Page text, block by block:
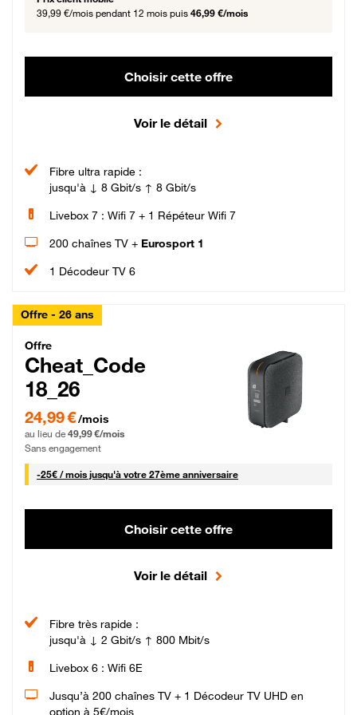
39,99 €/mois pendant 12 mois puis 46,99 €/mois
Choisir cette offre
Voir le détail
Fibre ultra rapide :
jusqu'à ↓ 8 Gbit/s ↑ 8 Gbit/s
Livebox 7 : Wifi 7 + 1 Répéteur Wifi 7
200 chaînes TV + Eurosport 1
1 Décodeur TV 6
Offre - 26 ans
Cheat_Code Fibre_18_26
Offre
Cheat_Code
18_26
24,99 € par mois pendant 0 mois puis 49,99 € par mois, Sans engagement
24,99 €/mois
au lieu de 49,99 €/mois
Sans engagement
-25€ / mois25 € par mois
jusqu'à votre 27ème anniversaire
Choisir cette offre
Voir le détail
Fibre très rapide :
jusqu'à ↓ 2 Gbit/s ↑ 800 Mbit/s
Livebox 6 : Wifi 6E
Jusqu’à 200 chaînes TV + 1 Décodeur TV UHD en
option à 5€/mois